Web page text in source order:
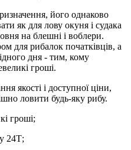
його однаково
як для лову окуня і судака
на блешні і воблери.
для рибалок початківців, а
дня - тим, кому
гроші.
якості і доступної ціни,
ловити будь-яку рибу.
гроші;
24Т;